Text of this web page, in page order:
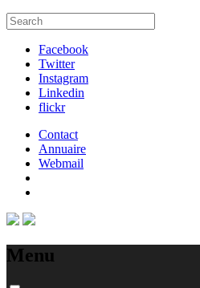
Facebook
Twitter
Instagram
Linkedin
flickr
Contact
Annuaire
Webmail
Menu